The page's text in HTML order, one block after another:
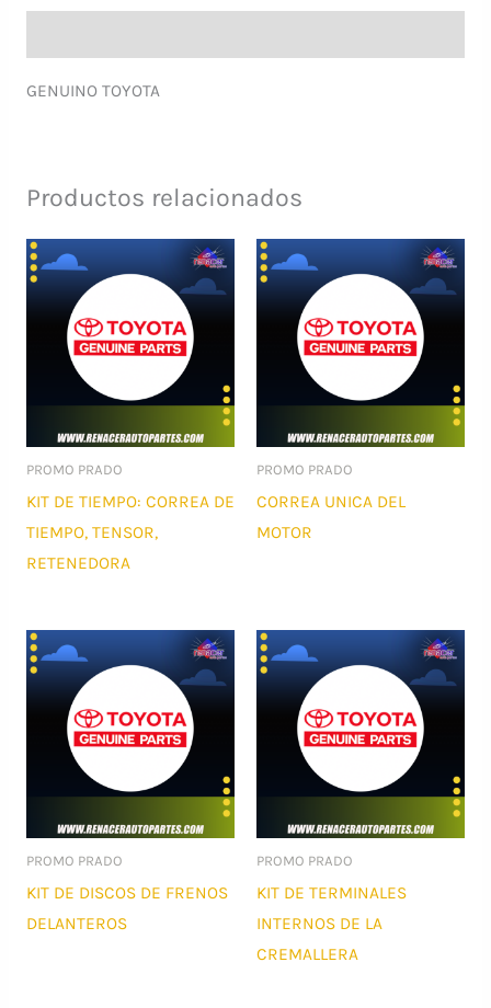
GENUINO TOYOTA
Productos relacionados
PROMO PRADO
KIT DE TIEMPO: CORREA DE
TIEMPO, TENSOR,
RETENEDORA
PROMO PRADO
CORREA UNICA DEL
MOTOR
PROMO PRADO
KIT DE DISCOS DE FRENOS
DELANTEROS
PROMO PRADO
KIT DE TERMINALES
INTERNOS DE LA
CREMALLERA